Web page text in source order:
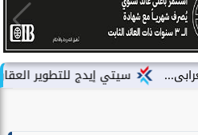
سيتي إيدج للتطوير العقاري توقع